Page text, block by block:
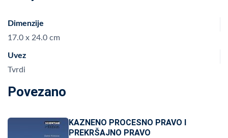
Dimenzije
17.0 x 24.0 cm
Uvez
Tvrdi
Povezano
KAZNENO PROCESNO PRAVO I
PREKRŠAJNO PRAVO